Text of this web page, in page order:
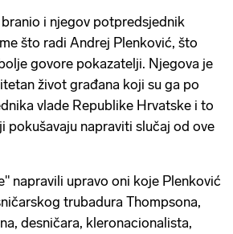
i njegov potpredsjednik
što radi Andrej Plenković, što
govore pokazatelji. Njegova je
život građana koji su ga po
vlade Republike Hrvatske i to
pokušavaju napraviti slučaj od ove
napravili upravo oni koje Plenković
trubadura Thompsona,
desničara, kleronacionalista,